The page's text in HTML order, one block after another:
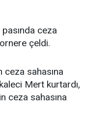
ceza
çeldi.
ceza sahasına
Mert kurtardı,
ceza sahasına